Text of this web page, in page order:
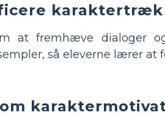
karaktertræk
at fremhæve dialoger
så eleverne lærer at